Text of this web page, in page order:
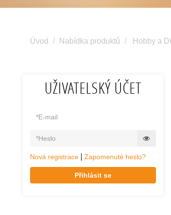
Úvod Nabídka produktů Hobby a
UŽIVATELSKÝ ÚČET
Nová registrace Zapomenuté heslo?
Přihlásit se